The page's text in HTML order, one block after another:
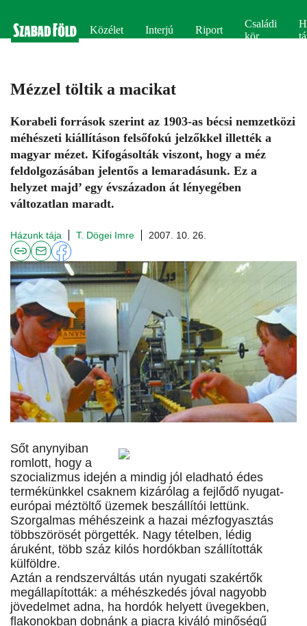
Közélet Interjú Riport
Családi
kör
Mézzel töltik a macikat
Korabeli források szerint az 1903-as bécsi nemzetközi
méhészeti kiállításon felsőfokú jelzőkkel illették a
magyar mézet. Kifogásolták viszont, hogy a méz
feldolgozásában jelentős a lemaradásunk. Ez a
helyzet majd’ egy évszázadon át lényegében
változatlan maradt.
Házunk tája T. Dögei Imre 2007. 10. 26.
Sőt anynyiban
romlott, hogy a
szocializmus idején a mindig jól eladható édes
termékünkkel csaknem kizárólag a fejlődő nyugat-
európai méztöltő üzemek beszállítói lettünk.
Szorgalmas méhészeink a hazai mézfogyasztás
többszörösét pörgették. Nagy tételben, lédig
áruként, több száz kilós hordókban szállították
külföldre.
Aztán a rendszerváltás után nyugati szakértők
megállapították: a méhészkedés jóval nagyobb
jövedelmet adna, ha hordók helyett üvegekben,
flakonokban dobnánk a piacra kiváló minőségű